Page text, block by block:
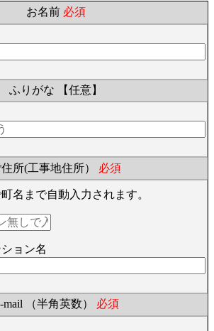
お名前 必須
ふりがな 【任意】
住所(工事地住所） 必須
名まで自動入力されます。
ョン名
mail （半角英数） 必須